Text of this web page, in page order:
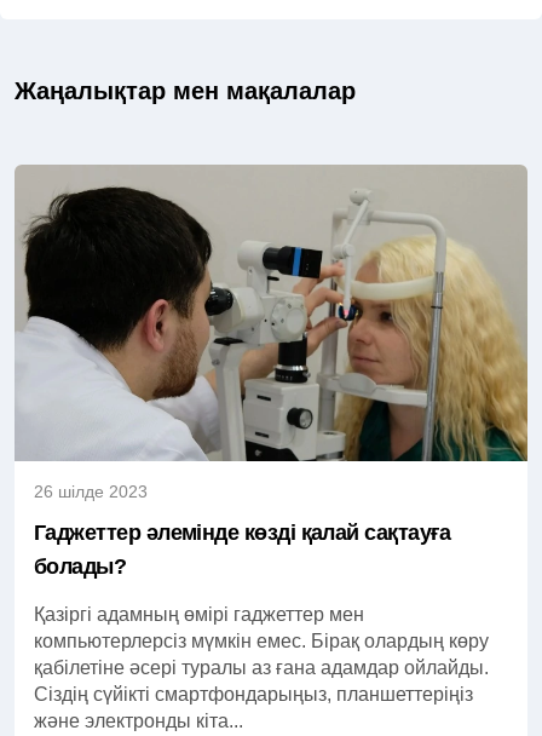
Жаңалықтар мен мақалалар
26 шілде 2023
Гаджеттер әлемінде көзді қалай сақтауға
болады?
Қазіргі адамның өмірі гаджеттер мен
компьютерлерсіз мүмкін емес. Бірақ олардың көру
қабілетіне әсері туралы аз ғана адамдар ойлайды.
Сіздің сүйікті смартфондарыңыз, планшеттеріңіз
және электронды кіта...